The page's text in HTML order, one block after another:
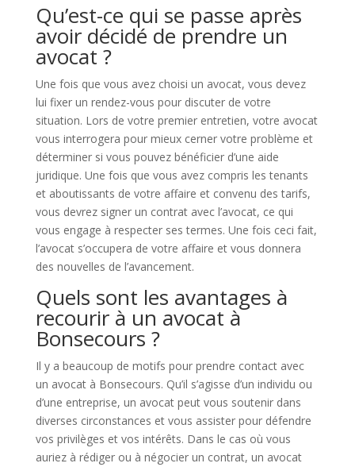
Qu’est-ce qui se passe après
avoir décidé de prendre un
avocat ?
Une fois que vous avez choisi un avocat, vous devez
lui fixer un rendez-vous pour discuter de votre
situation. Lors de votre premier entretien, votre avocat
vous interrogera pour mieux cerner votre problème et
déterminer si vous pouvez bénéficier d’une aide
juridique. Une fois que vous avez compris les tenants
et aboutissants de votre affaire et convenu des tarifs,
vous devrez signer un contrat avec l’avocat, ce qui
vous engage à respecter ses termes. Une fois ceci fait,
l’avocat s’occupera de votre affaire et vous donnera
des nouvelles de l’avancement.
Quels sont les avantages à
recourir à un avocat à
Bonsecours ?
Il y a beaucoup de motifs pour prendre contact avec
un avocat à Bonsecours. Qu’il s’agisse d’un individu ou
d’une entreprise, un avocat peut vous soutenir dans
diverses circonstances et vous assister pour défendre
vos privilèges et vos intérêts. Dans le cas où vous
auriez à rédiger ou à négocier un contrat, un avocat